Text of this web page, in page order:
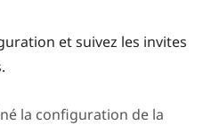
et suivez les invites
la configuration de la